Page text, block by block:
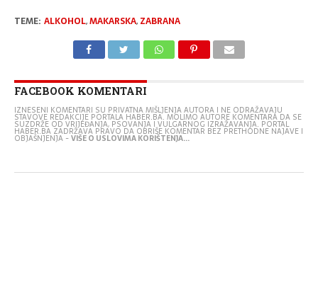
TEME: ALKOHOL,MAKARSKA, ZABRANA
FACEBOOK KOMENTARI
IZNESENI KOMENTARI SU PRIVATNA MIŠLJENJA AUTORA I NE ODRAŽAVAJU
STAVOVE REDAKCIJE PORTALA HABER.BA. MOLIMO AUTORE KOMENTARA DA SE
SUZDRŽE OD VRIJEĐANJA, PSOVANJA I VULGARNOG IZRAŽAVANJA. PORTAL
HABER.BA ZADRŽAVA PRAVO DA OBRIŠE KOMENTAR BEZ PRETHODNE NAJAVE I
OBJAŠNJENJA -VIŠE O USLOVIMA KORIŠTENJA...